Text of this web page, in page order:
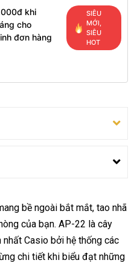
khi
cho
đơn hàng
SIÊU
MỚI,
SIÊU
HOT
bề ngoài bắt mắt, tao nhã
của bạn. AP-22 là cây
Casio bởi hệ thống các
chi tiết khi biểu đạt những